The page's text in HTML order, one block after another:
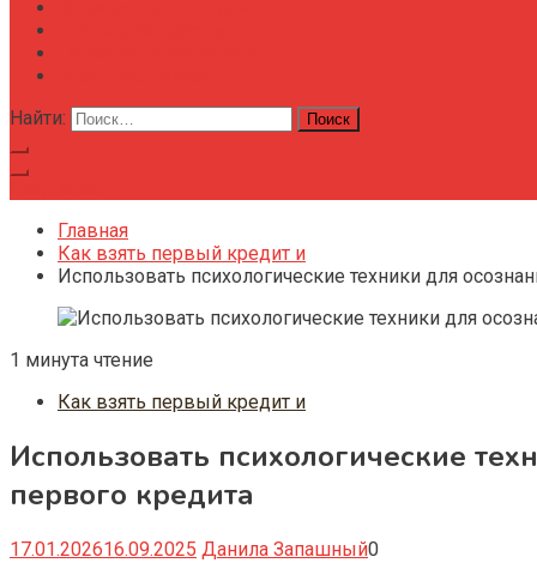
Найти:
Главная
Как взять первый кредит и
Использовать психологические техники для
1 минута чтение
Как взять первый кредит и
Использовать психологические
первого кредита
17.01.202616.09.2025 Данила Запашный0